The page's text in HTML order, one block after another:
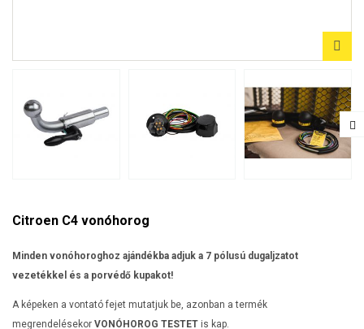
Citroen C4 vonóhorog
Minden vonóhoroghoz ajándékba adjuk a 7 pólusú dugaljzatot
vezetékkel és a porvédő kupakot!
A képeken a vontató fejet mutatjuk be, azonban a termék
megrendelésekor VONÓHOROG TESTET is kap.